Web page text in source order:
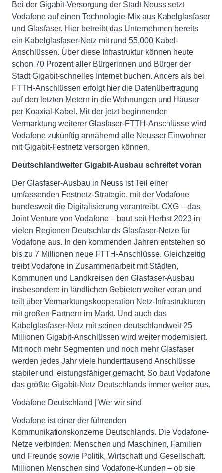
Bei der Gigabit-Versorgung der Stadt Neuss setzt
Vodafone auf einen Technologie-Mix aus Kabelglasfaser
und Glasfaser. Hier betreibt das Unternehmen bereits
ein Kabelglasfaser-Netz mit rund 55.000 Kabel-
Anschlüssen. Über diese Infrastruktur können heute
schon 70 Prozent aller Bürgerinnen und Bürger der
Stadt Gigabit-schnelles Internet buchen. Anders als bei
FTTH-Anschlüssen erfolgt hier die Datenübertragung
auf den letzten Metern in die Wohnungen und Häuser
per Koaxial-Kabel. Mit der jetzt beginnenden
Vermarktung weiterer Glasfaser-FTTH-Anschlüsse wird
Vodafone zukünftig annähernd alle Neusser Einwohner
mit Gigabit-Festnetz versorgen können.
Deutschlandweiter Gigabit-Ausbau schreitet voran
Der Glasfaser-Ausbau in Neuss ist Teil einer
umfassenden Festnetz-Strategie, mit der Vodafone
bundesweit die Digitalisierung vorantreibt. OXG – das
Joint Venture von Vodafone – baut seit Herbst 2023 in
vielen Regionen Deutschlands Glasfaser-Netze für
Vodafone aus. In den kommenden Jahren entstehen so
bis zu 7 Millionen neue FTTH-Anschlüsse. Gleichzeitig
treibt Vodafone in Zusammenarbeit mit Städten,
Kommunen und Landkreisen den Glasfaser-Ausbau
insbesondere in ländlichen Gebieten weiter voran und
teilt über Vermarktungskooperation Netz-Infrastrukturen
mit großen Partnern im Markt. Und auch das
Kabelglasfaser-Netz mit seinen deutschlandweit 25
Millionen Gigabit-Anschlüssen wird weiter modernisiert.
Mit noch mehr Segmenten und noch mehr Glasfaser
werden jedes Jahr viele hunderttausend Anschlüsse
stabiler und leistungsfähiger gemacht. So baut Vodafone
das größte Gigabit-Netz Deutschlands immer weiter aus.
Vodafone Deutschland | Wer wir sind
Vodafone ist einer der führenden
Kommunikationskonzerne Deutschlands. Die Vodafone-
Netze verbinden: Menschen und Maschinen, Familien
und Freunde sowie Politik, Wirtschaft und Gesellschaft.
Millionen Menschen sind Vodafone-Kunden – ob sie